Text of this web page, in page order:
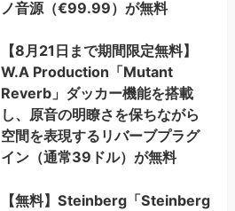
ノ音源（€99.99）が無料
【8月21日まで期間限定無料】
W.A Production「Mutant
Reverb」ダッカー機能を搭載
し、原音の明瞭さを保ちながら
空間を表現するリバーブプラグ
イン（通常39ドル）が無料
【無料】Steinberg「Steinberg